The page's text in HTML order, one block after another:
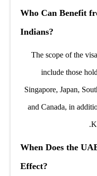
Who Can Benefit
Indians?
The scope of the
include those
Singapore, Japan,
and Canada, in
When Does the
Effect?